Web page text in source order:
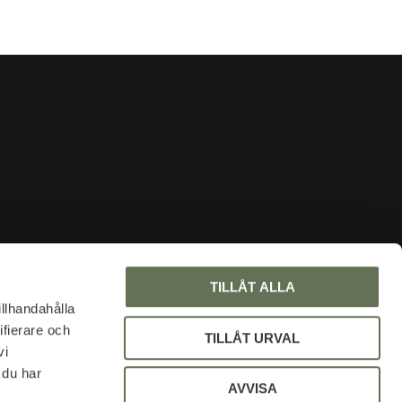
och
har
TILLÅT ALLA
TILLÅT URVAL
AVVISA
About us
Blog